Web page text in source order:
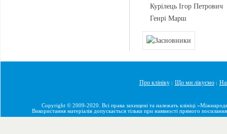
Курілець Ігор Петрович
Генрі Марш
Про клініку| Що ми лікуємо|
Copyright © 2009-2020. Всі права захищені та належать клініці
Використання матеріалів допускається тільки при наявності прямого